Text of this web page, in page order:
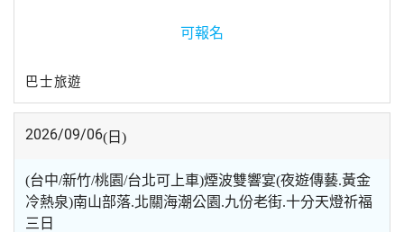
可報名
巴士旅遊
2026/09/06(日)
(台中/新竹/桃園/台北可上車)煙波雙響宴(夜遊傳藝.黃金
冷熱泉)南山部落.北關海潮公園.九份老街.十分天燈祈福
三日